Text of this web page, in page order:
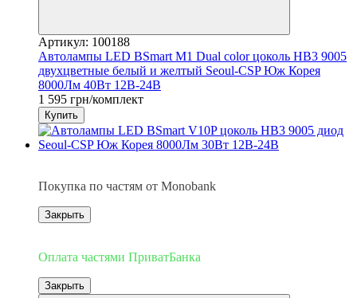
Артикул: 100188
Автолампы LED BSmart M1 Dual color цоколь HB3 9005
двухцветные белый и желтый Seoul-CSP Юж Корея
8000Лм 40Вт 12В-24В
1 595 грн/комплект
Купить
Покупка по частям от Monobank
Закрыть
Оплата частями ПриватБанка
Закрыть